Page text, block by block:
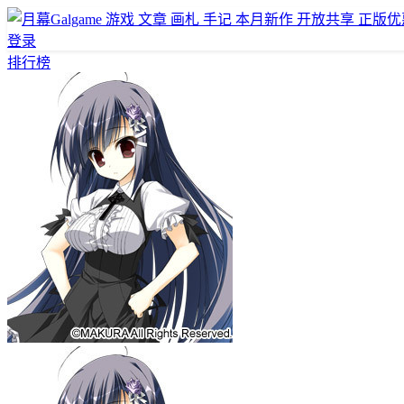
游戏 文章 画札 手记 本月新作 开放共享 正版
登录
排行榜